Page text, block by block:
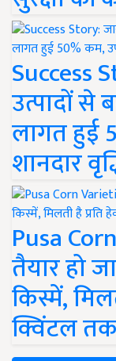
Success
उत्पादों से
लागत हुई
शानदार
Pusa
तैयार हो
किस्में,
क्विंटल तक